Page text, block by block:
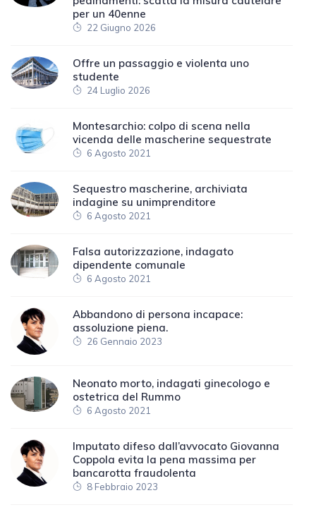
per un 40enne
22 Giugno 2026
Offre un passaggio e violenta uno
studente
24 Luglio 2026
Montesarchio: colpo di scena nella
vicenda delle mascherine sequestrate
6 Agosto 2021
Sequestro mascherine, archiviata
indagine su unimprenditore
6 Agosto 2021
Falsa autorizzazione, indagato
dipendente comunale
6 Agosto 2021
Abbandono di persona incapace:
assoluzione piena.
26 Gennaio 2023
Neonato morto, indagati ginecologo e
ostetrica del Rummo
6 Agosto 2021
Imputato difeso dall’avvocato Giovanna
Coppola evita la pena massima per
bancarotta fraudolenta
8 Febbraio 2023